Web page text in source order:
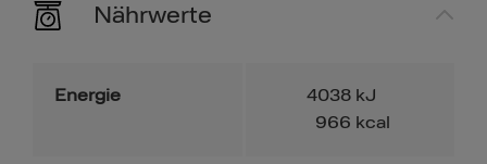
Nährwerte
Energie 4038 kJ
966 kcal